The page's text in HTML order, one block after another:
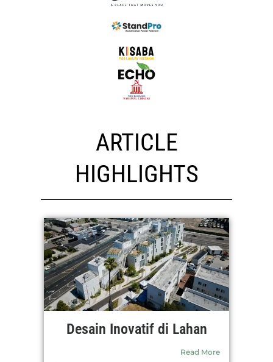
ARTICLE
HIGHLIGHTS
Desain Inovatif di Lahan
Read More